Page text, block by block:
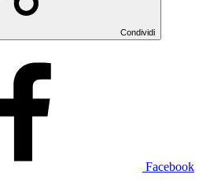
Condividi
Facebook